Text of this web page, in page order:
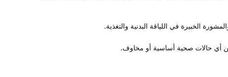
أي حالات صحية أساسية أو مخاوف.